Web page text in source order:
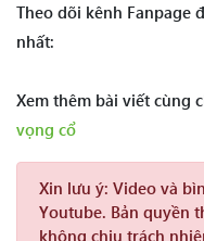
Theo dõi kênh Fanpage
nhất:
Xem thêm bài viết cùng
vọng cổ
Xin lưu ý: Video và
Youtube. Bản quyền
không chịu trách